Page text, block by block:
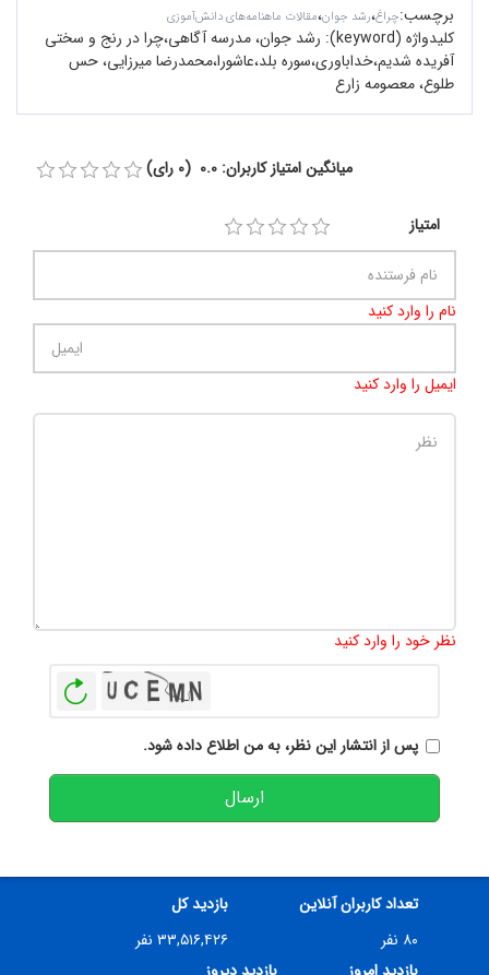
برچسب:چراغ،رشد جوان،مقالات ماهنامه‌های دانش‌آموزی
کلیدواژه (keyword):
رشد جوان، مدرسه آگاهی،‌چرا در رنج و سختی
آفریده شدیم،خداباوری،سوره بلد،عاشورا،محمدرضا میرزایی، حس
طلوع، معصومه زارع
میانگین امتیاز کاربران: 0.0 (0 رای)
امتیاز
نام را وارد کنید
ایمیل را وارد کنید
نظر خود را وارد کنید
پس از انتشار این نظر، به من اطلاع داده شود.
ارسال
تعداد کاربران آنلاین
۸۰ نفر
بازدید کل
۳۳,۵۱۶,۴۲۶ نفر